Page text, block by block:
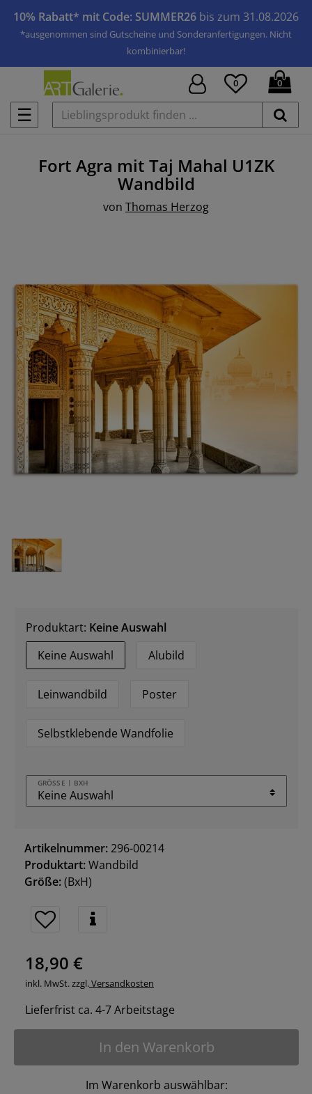
10% Rabatt* mit Code: SUMMER26 bis zum 31.08.2026
*ausgenommen sind Gutscheine und Sonderanfertigungen. Nicht
kombinierbar!
☰
0 0
Fort Agra mit Taj Mahal U1ZK
Wandbild
von Thomas Herzog
Produktart: Keine Auswahl
Keine Auswahl
Alubild
Leinwandbild Poster
Selbstklebende Wandfolie
GRÖSSE | BXH
Artikelnummer:296-00214
Produktart:Wandbild
Größe:(BxH)
18,90 €
inkl. MwSt. zzgl.Versandkosten
Lieferfrist ca. 4-7 Arbeitstage
In den Warenkorb
Im Warenkorb auswählbar: